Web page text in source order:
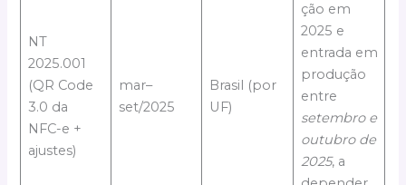
NT
2025.001
(QR Code
3.0 da
NFC-e +
ajustes)
mar–
set/2025
Brasil (por
UF)
ção em
2025 e
entrada em
produção
entre
setembro e
outubro de
2025, a